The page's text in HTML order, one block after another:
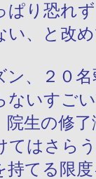
ぱり恐れ
い、と改
ン、２０
ないすご
院生の修
てはさら
持てる限